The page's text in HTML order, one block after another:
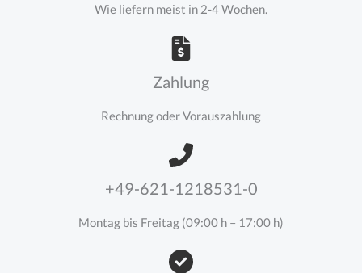
Wie liefern meist in 2-4 Wochen.
Zahlung
Rechnung oder Vorauszahlung
+49-621-1218531-0
Montag bis Freitag (09:00 h – 17:00 h)